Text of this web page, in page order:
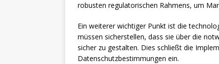
robusten regulatorischen Rahmens, um
Ein weiterer wichtiger Punkt ist die
müssen sicherstellen, dass sie über die
sicher zu gestalten. Dies schließt die
Datenschutzbestimmungen ein.